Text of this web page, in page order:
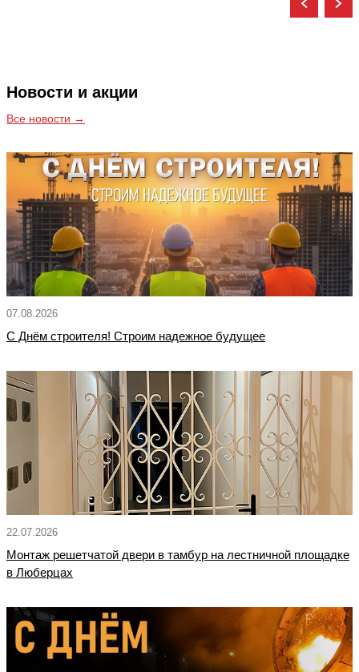
Новости и акции
Все новости →
07.08.2026
С Днём строителя! Строим надежное будущее
22.07.2026
Монтаж решетчатой двери в тамбур на лестничной площадке
в Люберцах